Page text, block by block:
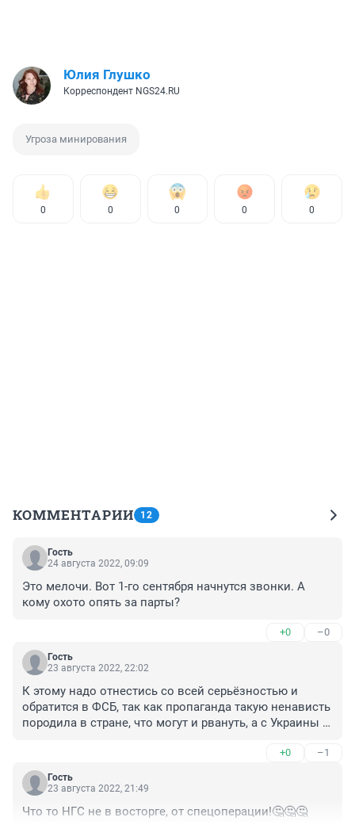
Юлия Глушко
Корреспондент NGS24.RU
Угроза минирования
0 0 0 0 0
КОММЕНТАРИИ 12
Гость
24 августа 2022, 09:09
Это мелочи. Вот 1-го сентября начнутся звонки. А
кому охото опять за парты?
+0 –0
Гость
23 августа 2022, 22:02
К этому надо отнестись со всей серьёзностью и
обратится в ФСБ, так как пропаганда такую ненависть
породила в стране, что могут и рвануть, а с Украины
+0 –1
Гость
23 августа 2022, 21:49
Что то НГС не в восторге, от спецоперации!🤔🤔🤔